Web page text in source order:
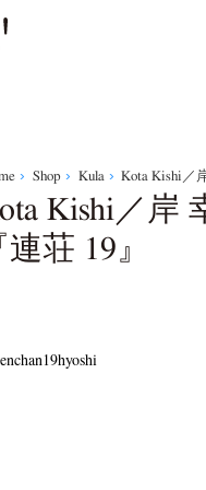
Shop Kula Kota Kishi／
Kishi／岸
連荘 19』